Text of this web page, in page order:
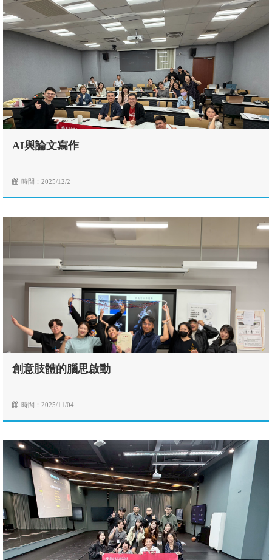
AI與論文寫作
時間：2025/12/2
創意肢體的腦思啟動
時間：2025/11/04